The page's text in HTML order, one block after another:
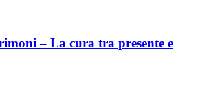
– La cura tra presente e